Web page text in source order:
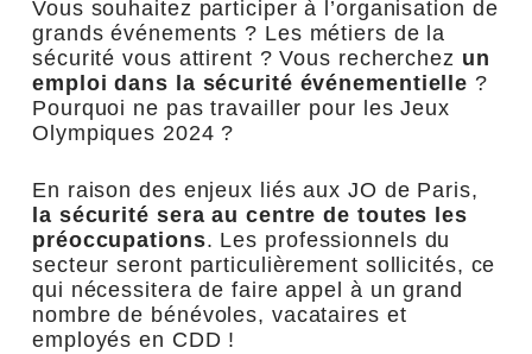
Vous souhaitez participer à l’organisation de
grands événements ? Les métiers de la
sécurité vous attirent ? Vous recherchez un
emploi dans la sécurité événementielle ?
Pourquoi ne pas travailler pour les Jeux
Olympiques 2024 ?
En raison des enjeux liés aux JO de Paris,
la sécurité sera au centre de toutes les
préoccupations. Les professionnels du
secteur seront particulièrement sollicités, ce
qui nécessitera de faire appel à un grand
nombre de bénévoles, vacataires et
employés en CDD !